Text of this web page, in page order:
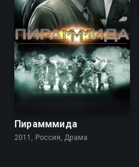
Пирамммида
2011, Россия, Драма